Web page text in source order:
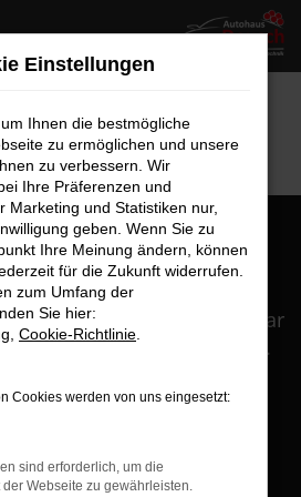
war durch und durch
Die Beratung war
in besten Händen gefühlt.
mit ....
lesen
Einstellungen
Ihnen die bestmögliche
zu ermöglichen und unsere
zu verbessern. Wir
Ihre Präferenzen und
Marketing und Statistiken nur,
geben. Wenn Sie zu
Ihre Meinung ändern, können
für die Zukunft widerrufen.
zum Umfang der
Sie hier:
Cookie-Richtlinie
Cookies werden von uns eingesetzt:
sind erforderlich, um die
der Webseite zu gewährleisten.